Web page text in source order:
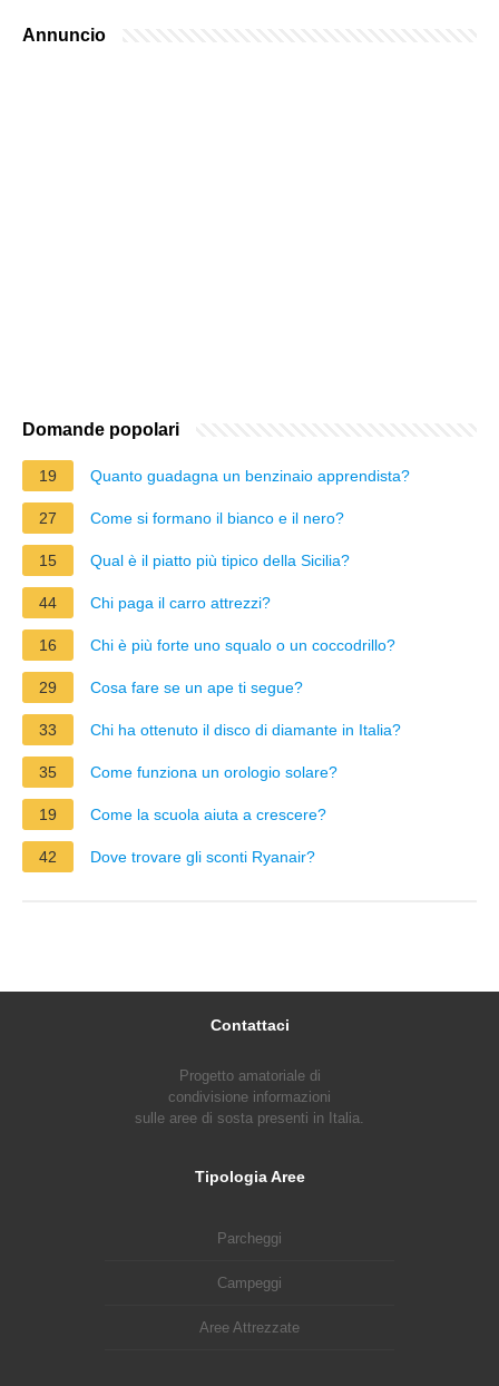
Annuncio
Domande popolari
19 Quanto guadagna un benzinaio apprendista?
27 Come si formano il bianco e il nero?
15 Qual è il piatto più tipico della Sicilia?
44 Chi paga il carro attrezzi?
16 Chi è più forte uno squalo o un coccodrillo?
29 Cosa fare se un ape ti segue?
33 Chi ha ottenuto il disco di diamante in Italia?
35 Come funziona un orologio solare?
19 Come la scuola aiuta a crescere?
42 Dove trovare gli sconti Ryanair?
Contattaci
Progetto amatoriale di
condivisione informazioni
sulle aree di sosta presenti in Italia.
Tipologia Aree
Parcheggi
Campeggi
Aree Attrezzate